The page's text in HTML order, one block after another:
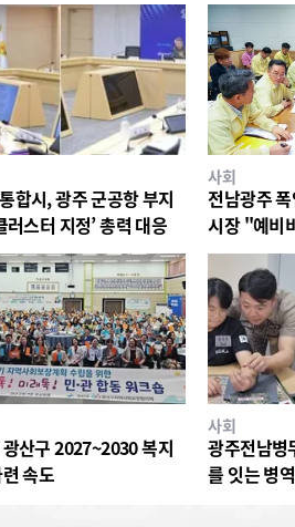
합시, 광주 군공항 부지
러스터 지정’ 총력 대응
사회
전남광주
시장 "예비
대응"
산구 2027~2030 복지
속도
사회
광주전남병
를 잇는 병